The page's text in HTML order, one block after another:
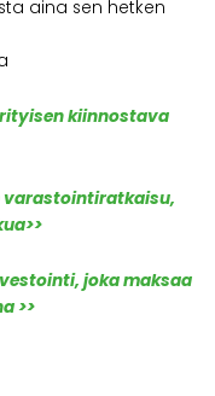
aina sen hetken
kiinnostava
varastointiratkaisu,
joka maksaa
>>